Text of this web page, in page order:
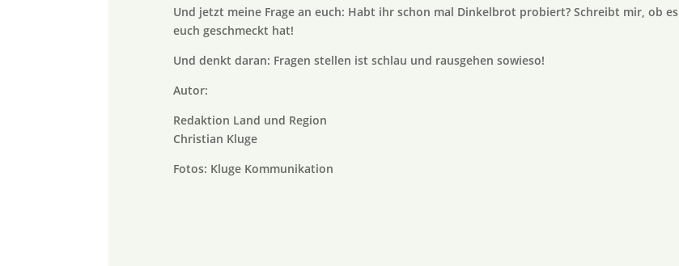
Und jetzt meine Frage an euch: Habt ihr schon mal Dinkelbrot probiert? Schreibt mir, ob es
euch geschmeckt hat!
Und denkt daran: Fragen stellen ist schlau und rausgehen sowieso!
Autor:
Redaktion Land und Region
Christian Kluge
Fotos: Kluge Kommunikation